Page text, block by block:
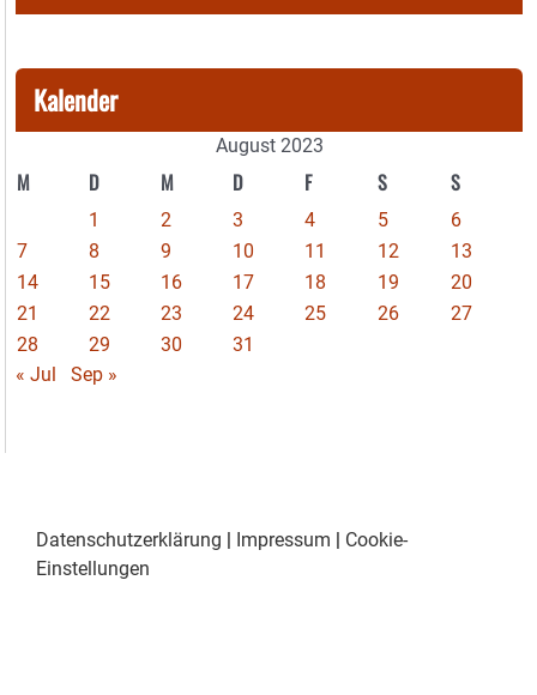
Kalender
August 2023
M D M D F S S
1 2 3 4 5
6
7
8 9 10 11 12
13
14
15 16 17 18 19
20
21
22 23 24 25 26
27
28
29 30
31
« Jul
Sep »
Datenschutzerklärung | Impressum | Cookie-
Einstellungen